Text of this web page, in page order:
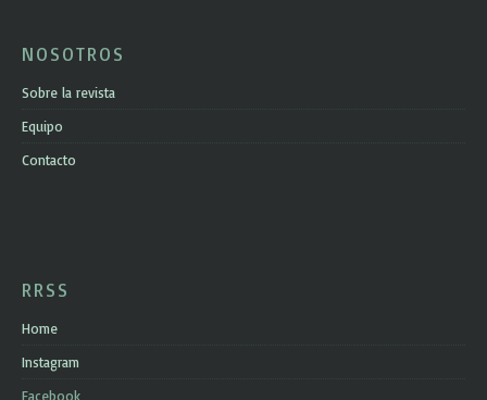
NOSOTROS
Sobre la revista
Equipo
Contacto
RRSS
Home
Instagram
Facebook